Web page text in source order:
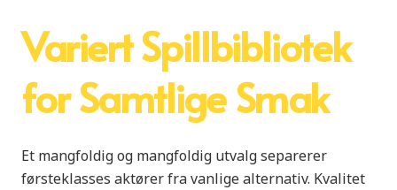
Variert Spillbibliotek
for Samtlige Smak
Et mangfoldig og mangfoldig utvalg separerer
førsteklasses aktører fra vanlige alternativ. Kvalitet